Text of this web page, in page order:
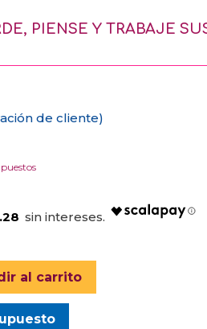
PIENSE Y TRABAJE
de cliente)
al carrito